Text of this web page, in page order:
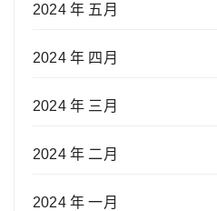
2024 年 五月
2024 年 四月
2024 年 三月
2024 年 二月
2024 年 一月